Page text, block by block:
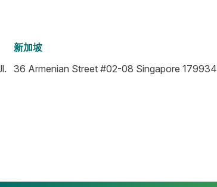
新加坡
36 Armenian Street #02-08 Singapore 179934